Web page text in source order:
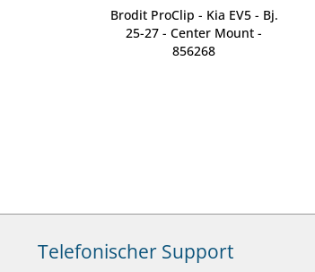
Brodit ProClip - Kia EV5 - Bj.
25-27 - Center Mount -
856268
Telefonischer Support